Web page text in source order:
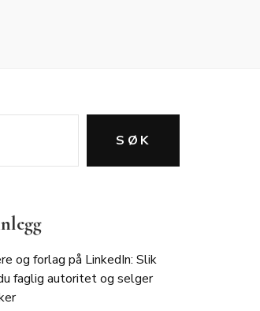
SØK
og forlag på LinkedIn: Slik
faglig autoritet og selger